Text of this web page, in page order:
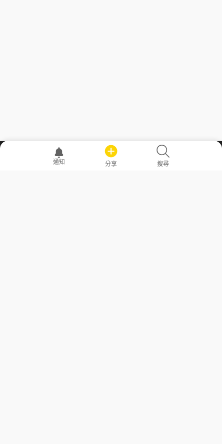
職場透明化運動
通知 分享 搜尋